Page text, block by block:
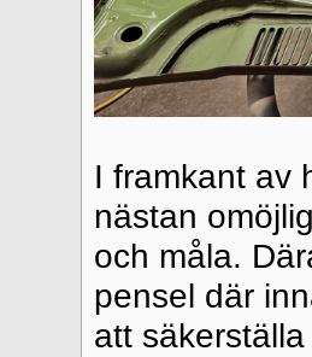
I framkant av
nästan
och måla.
pensel där
att